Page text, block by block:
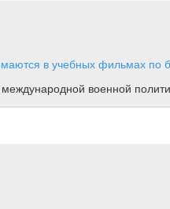
в учебных фильмах по
международной военной